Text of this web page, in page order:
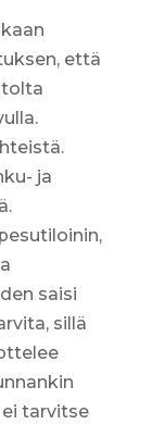
että
ja
saisi
sillä
tarvitse